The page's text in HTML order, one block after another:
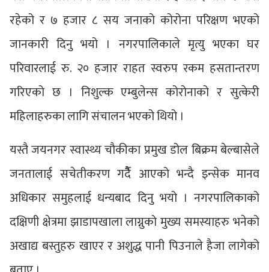
रहेको र ७ हजार ८ सय जनाको कोरोना परिक्षण भएको
जानकारी दिनु भयो । नगरपालिकाले मृत्यु भएका घर
परिवारलाई रु. २० हजार राहत स्वरुप रकम हसतान्तरण
गरिएको छ । निशुल्क एम्बुलेन्स कोरोनाको र सुत्केरी
महिलाहरुका लागि संचालन भएको थियो ।
यस्तै जयनगर स्वास्थ्य चौकीका प्रमुख डोल बिक्रम बेल्बासेले
जनतालाई सचेतीकरण गर्दैैै आएको भन्दै इन्सेक मानव
अधिकार समुहलाई धन्यबाद दिनु भयो । नगरपालिकाको
दक्षिणी क्षेत्रमा झाडापखाला लाग्नुको मुख्य समस्याहरु भनेको
अखाद्य बस्तुहरु खाएर र अशुद्ध पानी पिउनाले हैजा लागेको